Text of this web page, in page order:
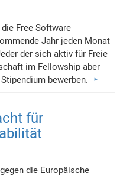
Free Software
Jahr jeden Monat
der sich aktiv für Freie
im Fellowship aber
bewerben.
für
die Europäische